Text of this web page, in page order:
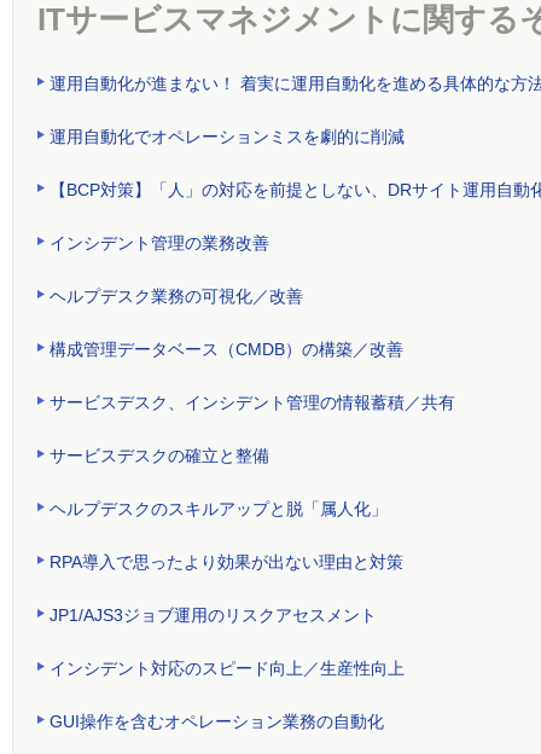
ITサービスマネジメントに関する
運用自動化が進まない！ 着実に運用自動化を進める具体的な方
運用自動化でオペレーションミスを劇的に削減
【BCP対策】「人」の対応を前提としない、DRサイト運用自動
インシデント管理の業務改善
ヘルプデスク業務の可視化／改善
構成管理データベース（CMDB）の構築／改善
サービスデスク、インシデント管理の情報蓄積／共有
サービスデスクの確立と整備
ヘルプデスクのスキルアップと脱「属人化」
RPA導入で思ったより効果が出ない理由と対策
JP1/AJS3ジョブ運用のリスクアセスメント
インシデント対応のスピード向上／生産性向上
GUI操作を含むオペレーション業務の自動化